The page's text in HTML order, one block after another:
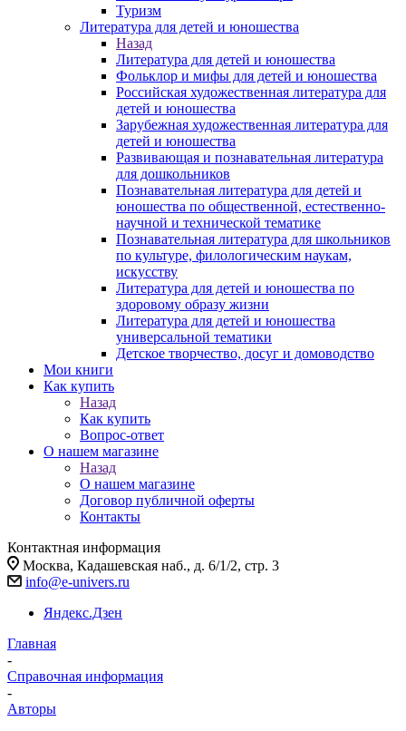
Туризм
Литература для детей и юношества
Назад
Литература для детей и юношества
Фольклор и мифы для детей и юношества
Российская художественная литература для
детей и юношества
Зарубежная художественная литература для
детей и юношества
Развивающая и познавательная литература
для дошкольников
Познавательная литература для детей и
юношества по общественной, естественно-
научной и технической тематике
Познавательная литература для школьников
по культуре, филологическим наукам,
искусству
Литература для детей и юношества по
здоровому образу жизни
Литература для детей и юношества
универсальной тематики
Детское творчество, досуг и домоводство
Мои книги
Как купить
Назад
Как купить
Вопрос-ответ
О нашем магазине
Назад
О нашем магазине
Договор публичной оферты
Контакты
Контактная информация
Москва, Кадашевская наб., д. 6/1/2, стр. 3
info@e-univers.ru
Яндекс.Дзен
Главная
-
Справочная информация
-
Авторы